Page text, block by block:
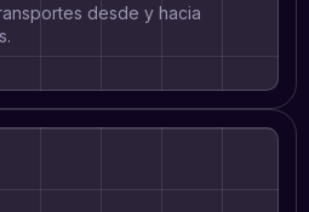
desde y hacia